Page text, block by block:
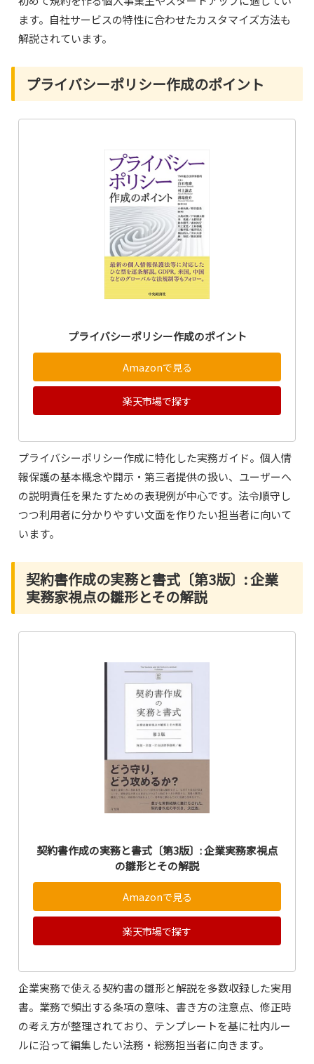
ます。自社サービスの特性に合わせたカスタマイズ方法も
解説されています。
プライバシーポリシー作成のポイント
プライバシーポリシー作成のポイント
Amazonで見る
楽天市場で探す
プライバシーポリシー作成に特化した実務ガイド。個人情
報保護の基本概念や開示・第三者提供の扱い、ユーザーへ
の説明責任を果たすための表現例が中心です。法令順守し
つつ利用者に分かりやすい文面を作りたい担当者に向いて
います。
契約書作成の実務と書式〔第3版〕: 企業
実務家視点の雛形とその解説
契約書作成の実務と書式〔第3版〕: 企業実務家視点
の雛形とその解説
Amazonで見る
楽天市場で探す
企業実務で使える契約書の雛形と解説を多数収録した実用
書。業務で頻出する条項の意味、書き方の注意点、修正時
の考え方が整理されており、テンプレートを基に社内ルー
ルに沿って編集したい法務・総務担当者に向きます。